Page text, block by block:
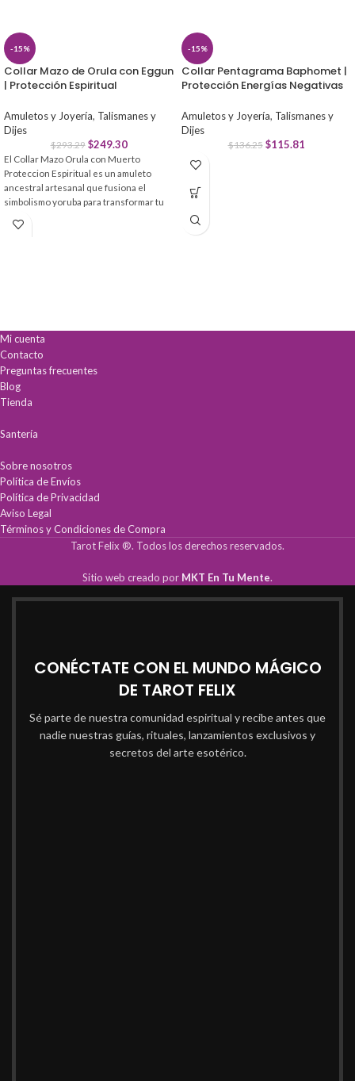
-15%
Collar Mazo de Orula con Eggun
| Protección Espiritual
Amuletos y Joyería, Talismanes y
Dijes
$293.29 $249.30
El Collar Mazo Orula con Muerto
Proteccion Espiritual es un amuleto
ancestral artesanal que fusiona el
simbolismo yoruba para transformar tu
calidad, es la pieza clave para quienes
guía de Orula.
-15%
Collar Pentagrama Baphomet |
Protección Energías Negativas
Amuletos y Joyería, Talismanes y
Dijes
$136.25 $115.81
Mi cuenta
Contacto
Preguntas frecuentes
Blog
Tienda
Santería
Sobre nosotros
Política de Envíos
Política de Privacidad
Aviso Legal
Términos y Condiciones de Compra
Tarot Felix ®. Todos los derechos reservados.
Sitio web creado por MKT En Tu Mente.
CONÉCTATE CON EL MUNDO MÁGICO
DE TAROT FELIX
Sé parte de nuestra comunidad espiritual y recibe antes que
nadie nuestras guías, rituales, lanzamientos exclusivos y
secretos del arte esotérico.